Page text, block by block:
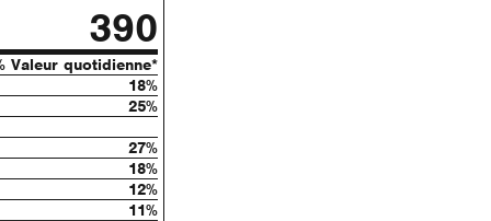
390
Valeur quotidienne*
18%
25%
27%
18%
12%
11%